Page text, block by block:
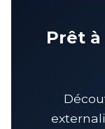
Prêt